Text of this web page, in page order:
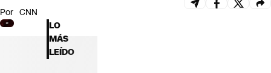
Por CNN
LO
MÁS
LEÍDO